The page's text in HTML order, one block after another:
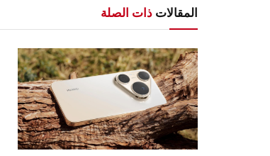
المقالات ذات الصلة